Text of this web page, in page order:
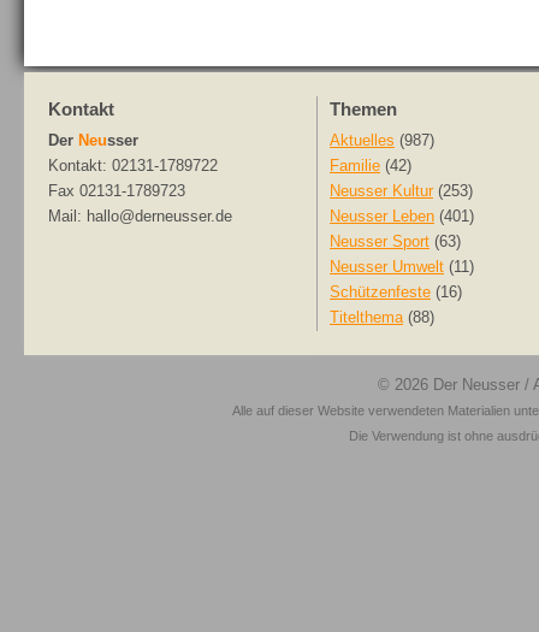
Kontakt
Der Neusser
Kontakt: 02131-1789722
Fax 02131-1789723
Mail: hallo@derneusser.de
Themen
Aktuelles (987)
Familie (42)
Neusser Kultur (253)
Neusser Leben (401)
Neusser Sport (63)
Neusser Umwelt (11)
Schützenfeste (16)
Titelthema(88)
© 2026 Der Neusser /
Alle auf dieser Website verwendeten Materialien
Die Verwendung ist ohne